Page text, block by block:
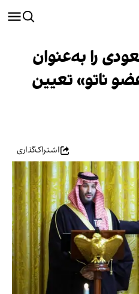
را به‌عنوان
ناتو» تعیین
اشتراک‌گذاری